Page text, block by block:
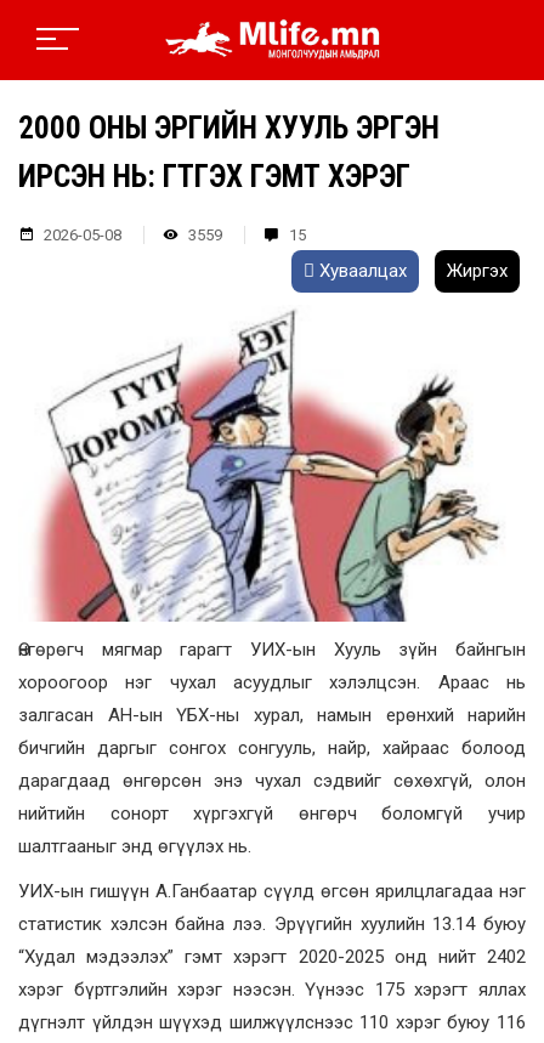
2000 ОНЫ ЭРҮҮГИЙН ХУУЛЬ ЭРГЭН
ИРСЭН НЬ: ГҮТГЭХ ГЭМТ ХЭРЭГ
2026-05-08 3559 15
Хуваалцах Жиргэх
Өнгөрөгч мягмар гарагт УИХ-ын Хууль зүйн байнгын
хороогоор нэг чухал асуудлыг хэлэлцсэн. Араас нь
залгасан АН-ын ҮБХ-ны хурал, намын ерөнхий нарийн
бичгийн даргыг сонгох сонгууль, найр, хайраас болоод
дарагдаад өнгөрсөн энэ чухал сэдвийг сөхөхгүй, олон
нийтийн сонорт хүргэхгүй өнгөрч боломгүй учир
шалтгааныг энд өгүүлэх нь.
УИХ-ын гишүүн А.Ганбаатар сүүлд өгсөн ярилцлагадаа нэг
статистик хэлсэн байна лээ. Эрүүгийн хуулийн 13.14 буюу
“Худал мэдээлэх” гэмт хэрэгт 2020-2025 онд нийт 2402
хэрэг бүртгэлийн хэрэг нээсэн. Үүнээс 175 хэрэгт яллах
дүгнэлт үйлдэн шүүхэд шилжүүлснээс 110 хэрэг буюу 116